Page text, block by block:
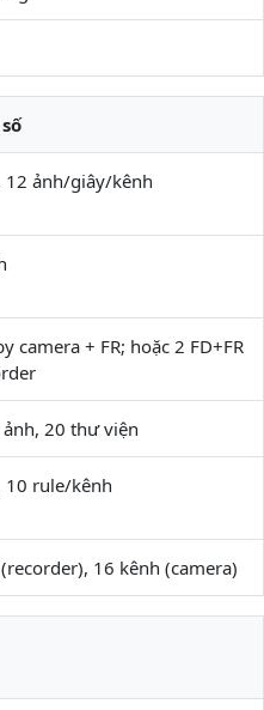
12 ảnh/giây/kênh
camera + FR; hoặc 2 FD+FR
20 thư viện
10 rule/kênh
16 kênh (camera)